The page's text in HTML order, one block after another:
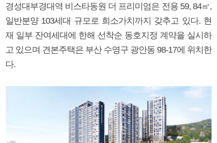
경성대부경대역 비스타동원 더 프리미엄은 전용 59, 84㎡,
일반분양 103세대 규모로 희소가치까지 갖추고 있다. 현
재 일부 잔여세대에 한해 선착순 동호지정 계약을 실시하
고 있으며 견본주택은 부산 수영구 광안동 98-17에 위치한
다.